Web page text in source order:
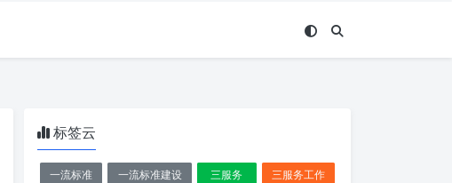
标签云
一流标准 一流标准建设 三服务
三服务工作